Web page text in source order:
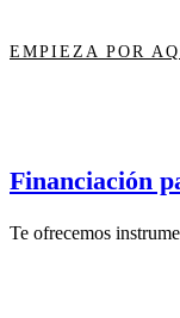
EMPIEZA POR
Financiación
Te ofrecemos